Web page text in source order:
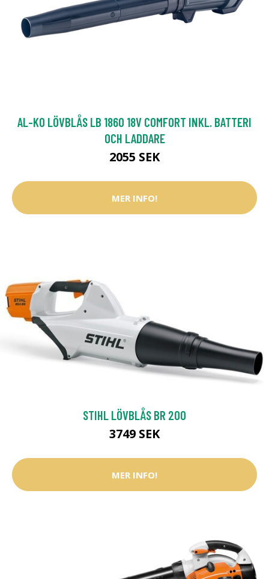
AL-KO LÖVBLÅS LB 1860 18V COMFORT INKL. BATTERI
OCH LADDARE
2055 SEK
MER INFO!
STIHL LÖVBLÅS BR 200
3749 SEK
MER INFO!